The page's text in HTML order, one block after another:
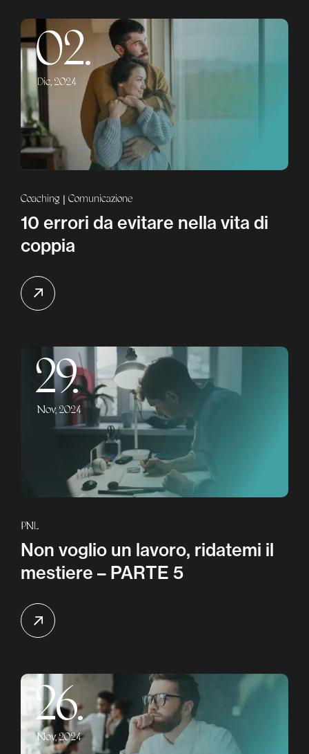
02.
Dic, 2024
Coaching Comunicazione
10 errori da evitare nella vita di
coppia
29.
Nov, 2024
PNL
Non voglio un lavoro, ridatemi il
mestiere – PARTE 5
26.
Nov, 2024